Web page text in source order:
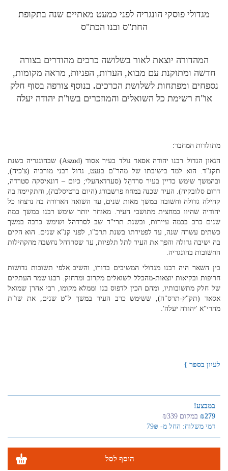
מגדולי פוסקי הונגריה לפני כמעט מאתיים שנה בתקופת
החת"ס ובנו הכת"ס
המהדורה יוצאת לאור בשלושה כרכים מהודרים בצורה
חדשה ומתוקנת עם מבוא, הערות, הפניות, מראה מקומות,
נספחים ומפתחות לשלושת הכרכים. בנוסף צורפה בסוף חלק
או"ח רשימת כל השואלים והמוזכרים בשו"ת יהודה יעלה
מתולדות המחבר:
הגאון הגדול רבנו יהודה אסאד נולד בעיר אסוד Aszod)) שבהונגריה בשנת
תקנ"ד. הוא למד בישיבתו של מהר"ם בנעט, גדול רבני מורביה (צ'כיה),
ובהמשך שימש כדיין בעיר סרדהֵל (סערדאהעלי; כיום – דונאיסקה סטרדה,
דרום סלובקיה). העיר שכנה במחוז פרשבורג (היום ברטיסלבה), והתקיימה בה
קהילה גדולה וחשובה במשך מאות שנים, עד השואה הארורה בה נרצחו כל
יהודיה שהיוו כמחצית מתושבי העיר. מאוחר יותר שימש רבנו במשך כמה
שנים כרב בכמה עיירות, ובשנת תרי"ד שב לסרדהל ושימש כרבהּ במשך
כשתים עשרה שנה, עד לפטירתו בשנת תרכ"ו, לפני קנ"א שנים. הוא הקים
בה ישיבה גדולה והפך את העיר לתל תלפיות, עד שסרדהל נחשבה מהקהילות
החשובות בהונגריה.
בין השאר היה רבנו מגדולי המשיבים בדורו, והשיב אלפי תשובות גדושות
חריפות ובקיאות יוצאות-מהכלל לשואלים מקרוב ומרחוק. רבנו שמר העתקים
של חלק מתשובותיו, ומהם הכין לדפוס בנו וממלא מקומו, רבי אהרן שמואל
אסאד (תק"ץ-תרס"ה), ששימש כרב העיר במשך ל"ט שנים, את שו"ת
מהרי"א 'יהודה יעלה'.
לעיון בספר }
במבצע!
₪279 במקום ₪339
דמי משלוח: החל מ- 79₪
הוסף לסל